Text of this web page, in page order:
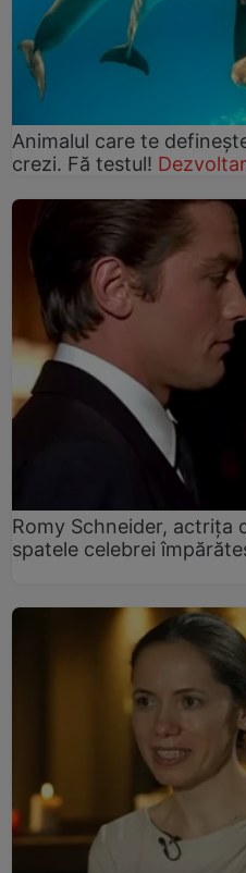
Animalul care te
crezi. Fă testul!
Romy Schneider, actrița
spatele celebrei